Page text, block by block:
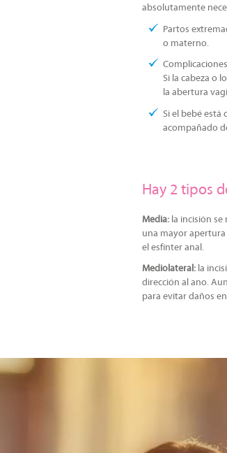
absolutamente
Partos
o materno.
Si la cabeza o
la abertura
Si el bebé está
acompañado
Hay 2 tipos
Media:la incisión se
una mayor apertura
el esfínter anal.
Mediolateral:la
dirección al ano.
para evitar daños